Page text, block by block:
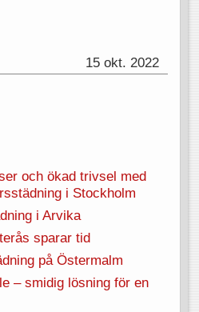
15 okt. 2022
och ökad trivsel med
i Stockholm
i Arvika
sparar tid
på Östermalm
– smidig lösning för en